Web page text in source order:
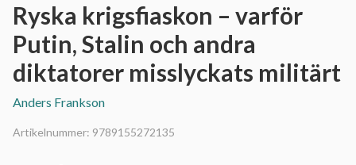
Ryska krigsfiaskon – varför
Putin, Stalin och andra
diktatorer misslyckats militärt
Anders Frankson
Artikelnummer: 9789155272135